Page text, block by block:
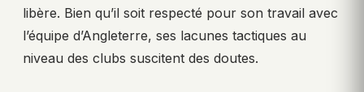
libère. Bien qu’il soit respecté pour son travail avec
l’équipe d’Angleterre, ses lacunes tactiques au
niveau des clubs suscitent des doutes.